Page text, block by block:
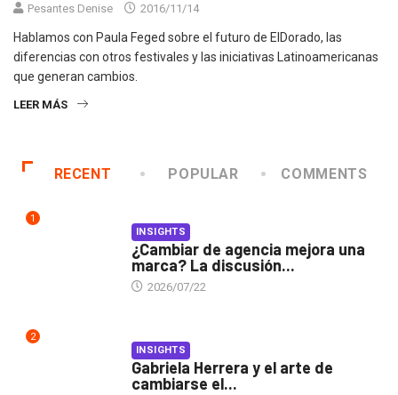
Pesantes Denise 2016/11/14
Hablamos con Paula Feged sobre el futuro de ElDorado, las
diferencias con otros festivales y las iniciativas Latinoamericanas
que generan cambios.
LEER MÁS
RECENT POPULAR COMMENTS
1
INSIGHTS
¿Cambiar de agencia mejora una
marca? La discusión...
2026/07/22
2
INSIGHTS
Gabriela Herrera y el arte de
cambiarse el...